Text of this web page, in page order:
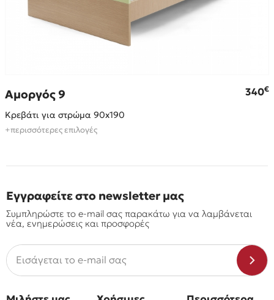
Αμοργός 9 340€
Κρεβάτι για στρώμα 90x190
+περισσότερες επιλογές
Εγγραφείτε στο newsletter μας
Συμπληρώστε το e-mail σας παρακάτω για να λαμβάνεται
νέα, ενημερώσεις και προσφορές